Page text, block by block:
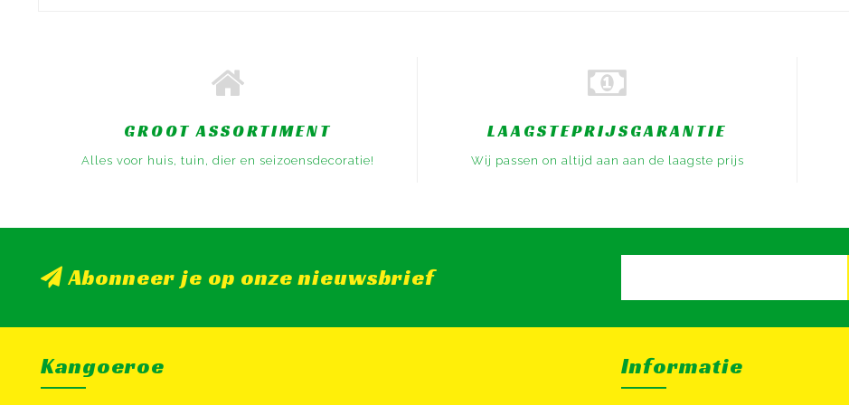
GROOT ASSORTIMENT
Alles voor huis, tuin, dier en seizoensdecoratie!
LAAGSTEPRIJSGARANTIE
Wij passen on altijd aan aan de laagste prijs
Abonneer je op onze nieuwsbrief
Kangoeroe Informatie